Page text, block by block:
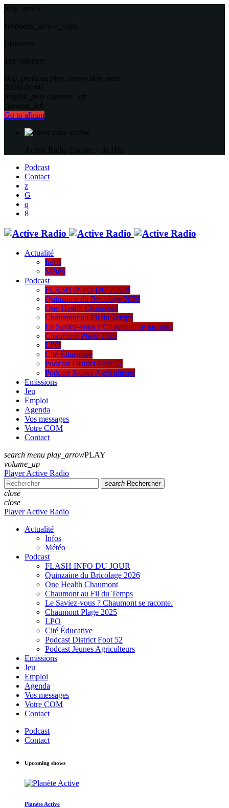
play_arrow
keyboard_arrow_right
Listeners:
Top listeners:
skip_previous play_arrow skip_next
00:00 00:00
playlist_play chevron_left
chevron_left
Go to album
play_arrow
Active Radio Encore + de Hits
Podcast
Contact
Actualité
Infos
Météo
Podcast
FLASH INFO DU JOUR
Quinzaine du Bricolage 2026
One Health Chaumont
Chaumont au Fil du Temps
Le Saviez-vous ? Chaumont se raconte.
Chaumont Plage 2025
LPO
Cité Éducative
Podcast District Foot 52
Podcast Jeunes Agriculteurs
Emissions
Jeu
Emploi
Agenda
Vos messages
Votre COM
Contact
search menu play_arrowPLAY
volume_up
Player Active Radio
search Rechercher
close
close
Player Active Radio
Actualité
Infos
Météo
Podcast
FLASH INFO DU JOUR
Quinzaine du Bricolage 2026
One Health Chaumont
Chaumont au Fil du Temps
Le Saviez-vous ? Chaumont se raconte.
Chaumont Plage 2025
LPO
Cité Éducative
Podcast District Foot 52
Podcast Jeunes Agriculteurs
Emissions
Jeu
Emploi
Agenda
Vos messages
Votre COM
Contact
Podcast
Contact
Upcoming shows
Planète Active